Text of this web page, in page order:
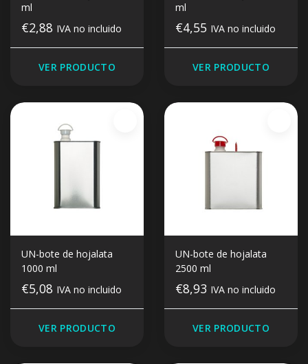
ml
€2,88 IVA no incluido
VER PRODUCTO
ml
€4,55 IVA no incluido
VER PRODUCTO
UN-bote de hojalata
1000 ml
€5,08 IVA no incluido
VER PRODUCTO
UN-bote de hojalata
2500 ml
€8,93 IVA no incluido
VER PRODUCTO